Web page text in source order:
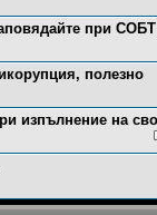
при
полезно
изпълнение на